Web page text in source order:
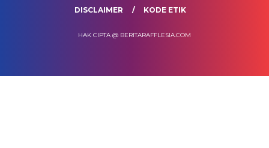
DISCLAIMER
KODE ETIK
HAK CIPTA @ BERITARAFFLESIA.COM